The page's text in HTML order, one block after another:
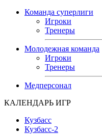
Команда суперлиги
Игроки
Тренеры
Молодежная команда
Игроки
Тренеры
Медперсонал
КАЛЕНДАРЬ ИГР
Кузбасс
Кузбасс-2